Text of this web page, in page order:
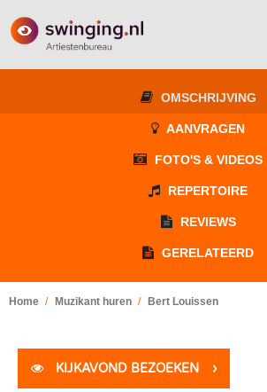
OMSCHRIJVING
AANVRAGEN
FOTO'S & VIDEOS
REPERTOIRE
REVIEWS
GERELATEERD
Home Muzikant huren Bert Louissen
KIJKAVOND BEZOEKEN ›